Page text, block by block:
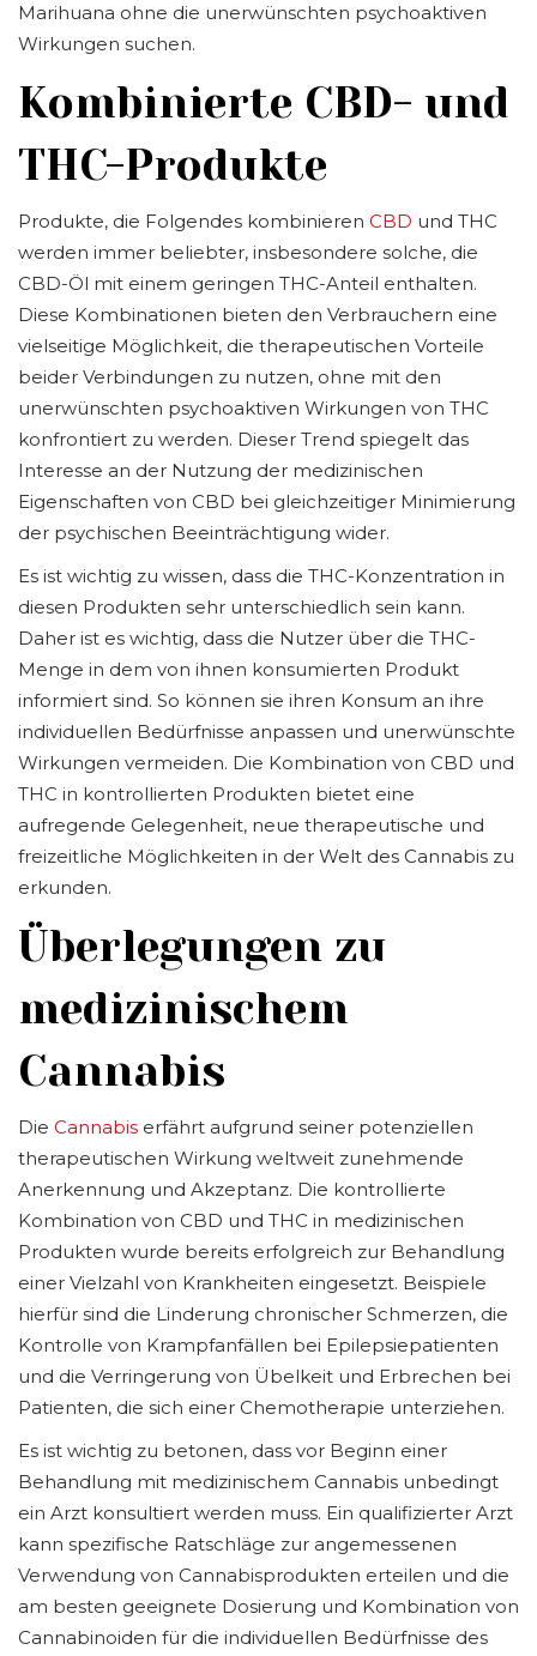
Marihuana ohne die unerwünschten psychoaktiven
Wirkungen suchen.
Kombinierte CBD- und
THC-Produkte
Produkte, die Folgendes kombinieren CBD und THC
werden immer beliebter, insbesondere solche, die
CBD-Öl mit einem geringen THC-Anteil enthalten.
Diese Kombinationen bieten den Verbrauchern eine
vielseitige Möglichkeit, die therapeutischen Vorteile
beider Verbindungen zu nutzen, ohne mit den
unerwünschten psychoaktiven Wirkungen von THC
konfrontiert zu werden. Dieser Trend spiegelt das
Interesse an der Nutzung der medizinischen
Eigenschaften von CBD bei gleichzeitiger Minimierung
der psychischen Beeinträchtigung wider.
Es ist wichtig zu wissen, dass die THC-Konzentration in
diesen Produkten sehr unterschiedlich sein kann.
Daher ist es wichtig, dass die Nutzer über die THC-
Menge in dem von ihnen konsumierten Produkt
informiert sind. So können sie ihren Konsum an ihre
individuellen Bedürfnisse anpassen und unerwünschte
Wirkungen vermeiden. Die Kombination von CBD und
THC in kontrollierten Produkten bietet eine
aufregende Gelegenheit, neue therapeutische und
freizeitliche Möglichkeiten in der Welt des Cannabis zu
erkunden.
Überlegungen zu
medizinischem
Cannabis
Die Cannabis erfährt aufgrund seiner potenziellen
therapeutischen Wirkung weltweit zunehmende
Anerkennung und Akzeptanz. Die kontrollierte
Kombination von CBD und THC in medizinischen
Produkten wurde bereits erfolgreich zur Behandlung
einer Vielzahl von Krankheiten eingesetzt. Beispiele
hierfür sind die Linderung chronischer Schmerzen, die
Kontrolle von Krampfanfällen bei Epilepsiepatienten
und die Verringerung von Übelkeit und Erbrechen bei
Patienten, die sich einer Chemotherapie unterziehen.
Es ist wichtig zu betonen, dass vor Beginn einer
Behandlung mit medizinischem Cannabis unbedingt
ein Arzt konsultiert werden muss. Ein qualifizierter Arzt
kann spezifische Ratschläge zur angemessenen
Verwendung von Cannabisprodukten erteilen und die
am besten geeignete Dosierung und Kombination von
Cannabinoiden für die individuellen Bedürfnisse des